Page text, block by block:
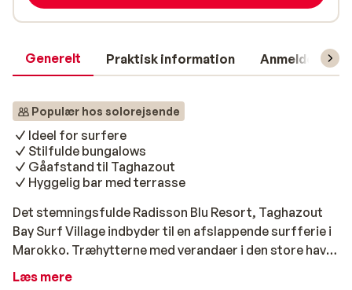
Generelt Praktisk information Anmeldelser
Populær hos solorejsende
Ideel for surfere
Stilfulde bungalows
Gåafstand til Taghazout
Hyggelig bar med terrasse
Det stemningsfulde Radisson Blu Resort, Taghazout
Bay Surf Village indbyder til en afslappende surfferie i
Marokko. Træhytterne med verandaer i den store have
skaber en helt unik atmosfære. Resortet ligger lige ved
Læs mere